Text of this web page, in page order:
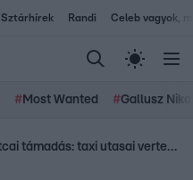
Sztárhírek Randi Celeb vagyok,
# Most Wanted #Gallusz
Videón a brutális utcai támadás: taxi utasai vertek meg egy autóst